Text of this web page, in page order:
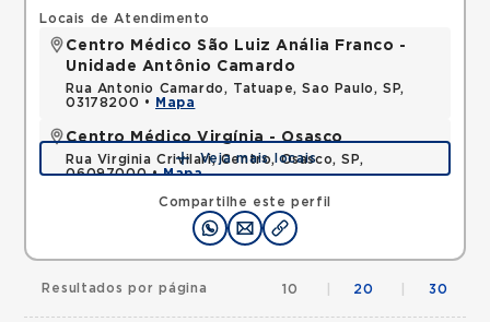
Compartilhe este perfil
Locais de Atendimento
Centro Médico São Luiz Anália Franco -
Unidade Antônio Camardo
Rua Antonio Camardo, Tatuape, Sao Paulo, SP,
03178200 •
Mapa
Centro Médico Virgínia - Osasco
Rua Virginia Crivilari, Centro, Osasco, SP,
06097000 •Mapa
Veja mais locais
Resultados por página 10 20 30